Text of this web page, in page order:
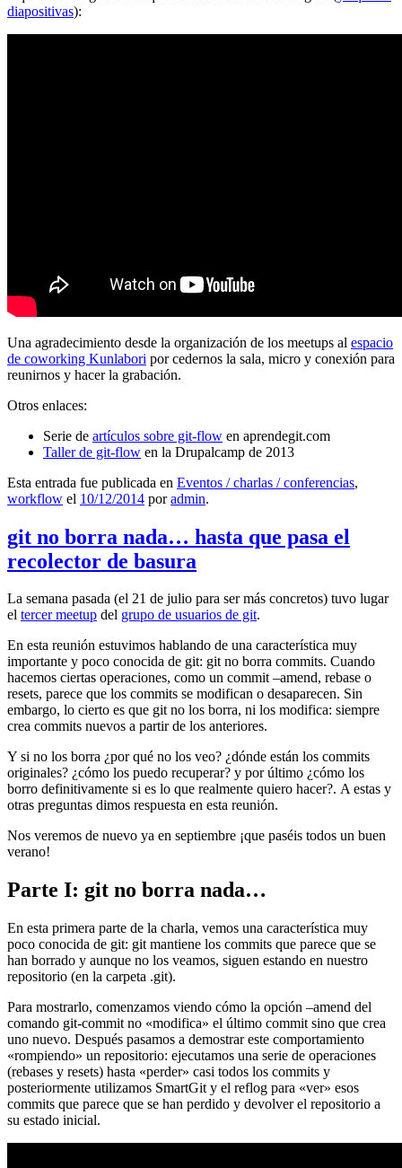
diapositivas):
Una agradecimiento desde la organización de los meetups al espacio
de coworking Kunlabori por cedernos la sala, micro y conexión para
reunirnos y hacer la grabación.
Otros enlaces:
Serie de artículos sobre git-flow en aprendegit.com
Taller de git-flow en la Drupalcamp de 2013
Esta entrada fue publicada en Eventos / charlas / conferencias,
workflow el 10/12/2014 poradmin.
git no borra nada… hasta que pasa el
recolector de basura
La semana pasada (el 21 de julio para ser más concretos) tuvo lugar
el tercer meetup del grupo de usuarios de git.
En esta reunión estuvimos hablando de una característica muy
importante y poco conocida de git: git no borra commits. Cuando
hacemos ciertas operaciones, como un commit –amend, rebase o
resets, parece que los commits se modifican o desaparecen. Sin
embargo, lo cierto es que git no los borra, ni los modifica: siempre
crea commits nuevos a partir de los anteriores.
Y si no los borra ¿por qué no los veo? ¿dónde están los commits
originales? ¿cómo los puedo recuperar? y por último ¿cómo los
borro definitivamente si es lo que realmente quiero hacer?. A estas y
otras preguntas dimos respuesta en esta reunión.
Nos veremos de nuevo ya en septiembre ¡que paséis todos un buen
verano!
Parte I: git no borra nada…
En esta primera parte de la charla, vemos una característica muy
poco conocida de git: git mantiene los commits que parece que se
han borrado y aunque no los veamos, siguen estando en nuestro
repositorio (en la carpeta .git).
Para mostrarlo, comenzamos viendo cómo la opción –amend del
comando git-commit no «modifica» el último commit sino que crea
uno nuevo. Después pasamos a demostrar este comportamiento
«rompiendo» un repositorio: ejecutamos una serie de operaciones
(rebases y resets) hasta «perder» casi todos los commits y
posteriormente utilizamos SmartGit y el reflog para «ver» esos
commits que parece que se han perdido y devolver el repositorio a
su estado inicial.